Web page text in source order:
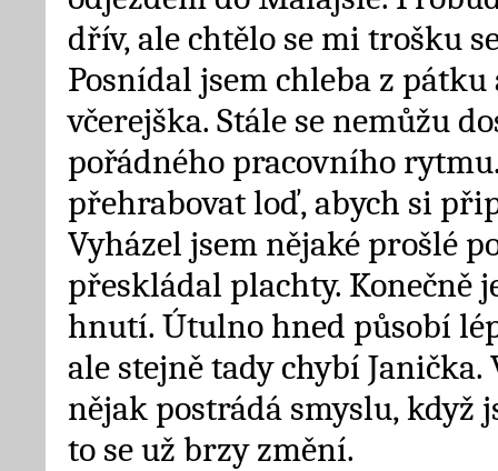
dřív, ale chtělo se mi trošku
Posnídal jsem chleba z pátku
včerejška. Stále se nemůžu
pořádného pracovního
přehrabovat loď, abych si
Vyházel jsem nějaké prošlé
přeskládal plachty. Konečně
hnutí. Útulno hned působí
ale stejně tady chybí Janička.
nějak postrádá smyslu, když
to se už brzy změní.